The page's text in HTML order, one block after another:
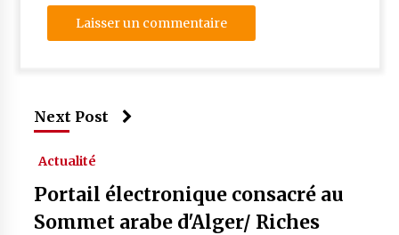
Next Post
Actualité
Portail électronique consacré au
Sommet arabe d'Alger/ Riches